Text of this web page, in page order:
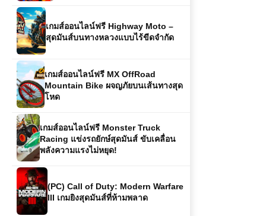
สุดมันส์บนทางหลวงแบบไร้ขีดจำกัด
เกมส์ออนไลน์ฟรี MX OffRoad
Mountain Bike ผจญภัยบนเส้นทางสุด
เกมส์ออนไลน์ฟรี Monster Truck
Racing แข่งรถยักษ์สุดมันส์ ขับเคลื่อน
พลังความแรงไม่หยุด!
(PC) Call of Duty: Modern Warfare
III เกมยิงสุดมันส์ที่ห้ามพลาด
เกมออนไลน์ฟรี Fort Drifter ผจญภัย